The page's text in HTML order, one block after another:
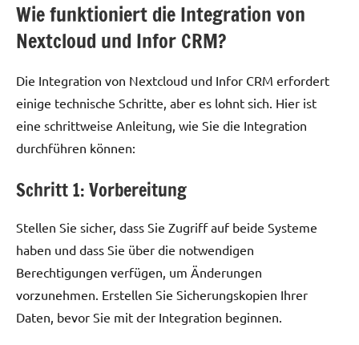
Wie funktioniert die Integration von
Nextcloud und Infor CRM?
Die Integration von Nextcloud und Infor CRM erfordert
einige technische Schritte, aber es lohnt sich. Hier ist
eine schrittweise Anleitung, wie Sie die Integration
durchführen können:
Schritt 1: Vorbereitung
Stellen Sie sicher, dass Sie Zugriff auf beide Systeme
haben und dass Sie über die notwendigen
Berechtigungen verfügen, um Änderungen
vorzunehmen. Erstellen Sie Sicherungskopien Ihrer
Daten, bevor Sie mit der Integration beginnen.